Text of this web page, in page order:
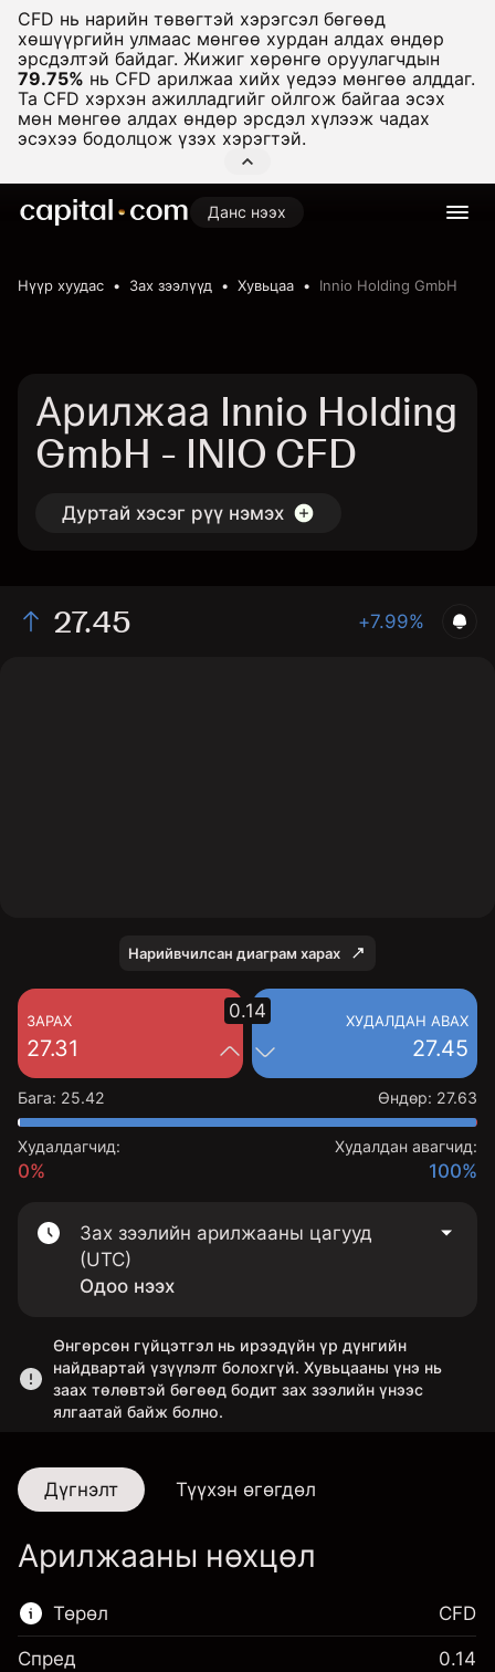
CFD нь нарийн төвөгтэй хэрэгсэл бөгөөд
хөшүүргийн улмаас мөнгөө хурдан алдах өндөр
эрсдэлтэй байдаг. Жижиг хөрөнгө оруулагчдын
79.75% нь CFD арилжаа хийх үедээ мөнгөө алддаг.
Та CFD хэрхэн ажилладгийг ойлгож байгаа эсэх
мөн мөнгөө алдах өндөр эрсдэл хүлээж чадах
эсэхээ бодолцож үзэх хэрэгтэй.
Данс нээх
Нүүр хуудас Зах зээлүүд Хувьцаа Innio Holding GmbH
Арилжаа Innio Holding
GmbH - INIO CFD
Дуртай хэсэг рүү нэмэх
27.45 +7.99%
Нарийвчилсан диаграм харах
ЗАРАХ
27.31
ХУДАЛДАН АВАХ
27.45
0.14
Бага: 25.42 Өндөр: 27.63
Худалдагчид:
0%
Худалдан авагчид:
100%
Зах зээлийн арилжааны цагууд
(UTC)
Одоо нээх
Өнгөрсөн гүйцэтгэл нь ирээдүйн үр дүнгийн
найдвартай үзүүлэлт болохгүй. Хувьцааны үнэ нь
заах төлөвтэй бөгөөд бодит зах зээлийн үнээс
ялгаатай байж болно.
Дүгнэлт Түүхэн өгөгдөл
Арилжааны нөхцөл
Төрөл CFD
Спред 0.14